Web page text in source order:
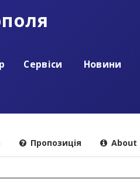
Сервіси Новини
Пропозиція About